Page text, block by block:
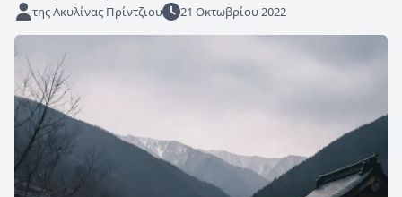
της Ακυλίνας Πρίντζιου 21 Οκτωβρίου 2022